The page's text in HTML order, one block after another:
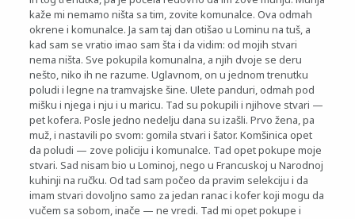
kaže mi nemamo ništa sa tim, zovite komunalce. Ova odmah
okrene i komunalce. Ja sam taj dan otišao u Lominu na tuš, a
kad sam se vratio imao sam šta i da vidim: od mojih stvari
nema ništa. Sve pokupila komunalna, a njih dvoje se deru
nešto, niko ih ne razume. Uglavnom, on u jednom trenutku
poludi i legne na tramvajske šine. Ulete panduri, odmah pod
mišku i njega i nju i u maricu. Tad su pokupili i njihove stvari —
pet kofera. Posle jedno nedelju dana su izašli. Prvo žena, pa
muž, i nastavili po svom: gomila stvari i šator. Komšinica opet
da poludi — zove policiju i komunalce. Tad opet pokupe moje
stvari. Sad nisam bio u Lominoj, nego u Francuskoj u Narodnoj
kuhinji na ručku. Od tad sam počeo da pravim selekciju i da
imam stvari dovoljno samo za jedan ranac i kofer koji mogu da
vučem sa sobom, inače — ne vredi. Tad mi opet pokupe i